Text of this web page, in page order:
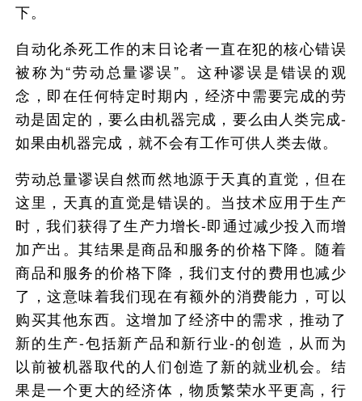
下。
自动化杀死工作的末日论者一直在犯的核心错误
被称为“劳动总量谬误”。这种谬误是错误的观
念，即在任何特定时期内，经济中需要完成的劳
动是固定的，要么由机器完成，要么由人类完成-
如果由机器完成，就不会有工作可供人类去做。
劳动总量谬误自然而然地源于天真的直觉，但在
这里，天真的直觉是错误的。当技术应用于生产
时，我们获得了生产力增长-即通过减少投入而增
加产出。其结果是商品和服务的价格下降。随着
商品和服务的价格下降，我们支付的费用也减少
了，这意味着我们现在有额外的消费能力，可以
购买其他东西。这增加了经济中的需求，推动了
新的生产-包括新产品和新行业-的创造，从而为
以前被机器取代的人们创造了新的就业机会。结
果是一个更大的经济体，物质繁荣水平更高，行